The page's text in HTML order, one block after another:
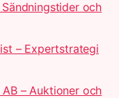
och
– Expertstrategi
– Auktioner och